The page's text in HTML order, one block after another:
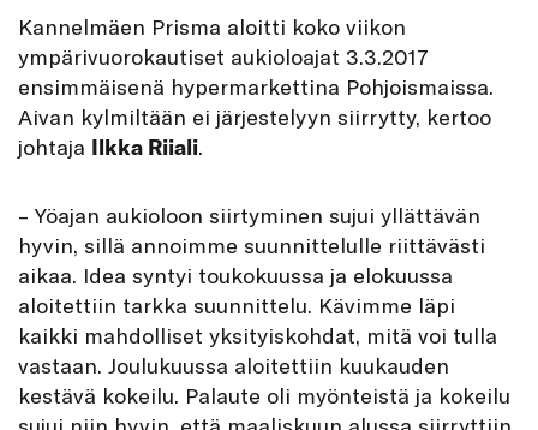
Kannelmäen Prisma aloitti koko viikon
ympärivuorokautiset aukioloajat 3.3.2017
ensimmäisenä hypermarkettina Pohjoismaissa.
Aivan kylmiltään ei järjestelyyn siirrytty, kertoo
johtaja Ilkka Riiali.
– Yöajan aukioloon siirtyminen sujui yllättävän
hyvin, sillä annoimme suunnittelulle riittävästi
aikaa. Idea syntyi toukokuussa ja elokuussa
aloitettiin tarkka suunnittelu. Kävimme läpi
kaikki mahdolliset yksityiskohdat, mitä voi tulla
vastaan. Joulukuussa aloitettiin kuukauden
kestävä kokeilu. Palaute oli myönteistä ja kokeilu